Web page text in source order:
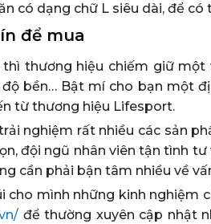
có dạng chữ L siêu dài, để
để mua
thương hiệu chiếm giữ
bền… Bật mí cho bạn một
từ thương hiệu Lifesport.
nghiệm rất nhiều các sản
đội ngũ nhân viên tận tình
cần phải bận tâm nhiều về
cho mình những kinh nghiệm
để thường xuyên cập nhật